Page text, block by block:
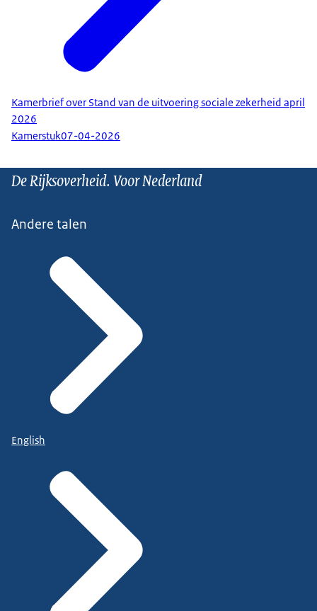
Kamerbrief over Stand van de uitvoering sociale zekerheid april
2026
Kamerstuk07-04-2026
De Rijksoverheid. Voor Nederland
Andere talen
English